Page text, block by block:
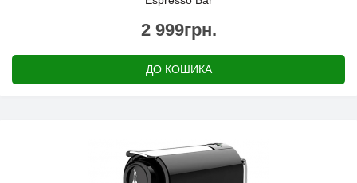
2 999грн.
ДО КОШИКА